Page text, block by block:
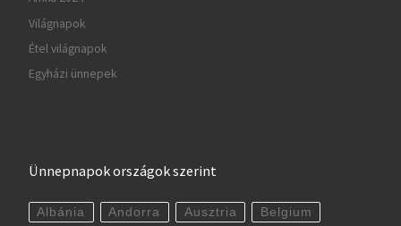
Világnapok
Étel világnapok
Egyházi ünnepek
Ünnepnapok országok szerint
Albánia Andorra Ausztria Belgium